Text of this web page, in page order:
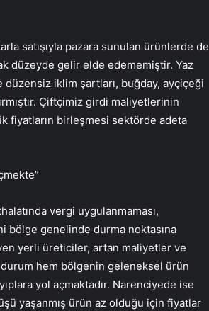
satışıyla pazara sunulan ürünlerde de
düzeyde gelir elde edememiştir. Yaz
düzensiz iklim şartları, buğday, ayçiçeği
Çiftçimiz girdi maliyetlerinin
fiyatların birleşmesi sektörde adeta
vergi uygulanmaması,
bölge genelinde durma noktasına
yerli üreticiler, artan maliyetler ve
hem bölgenin geleneksel ürün
yol açmaktadır. Narenciyede ise
yaşanmış ürün az olduğu için fiyatlar